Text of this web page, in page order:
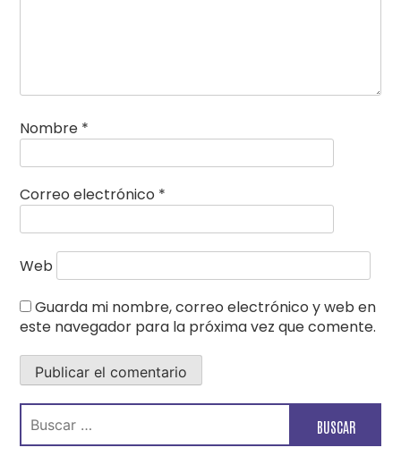
Nombre *
Correo electrónico *
Web
Guarda mi nombre, correo electrónico y web en
este navegador para la próxima vez que comente.
Buscar: